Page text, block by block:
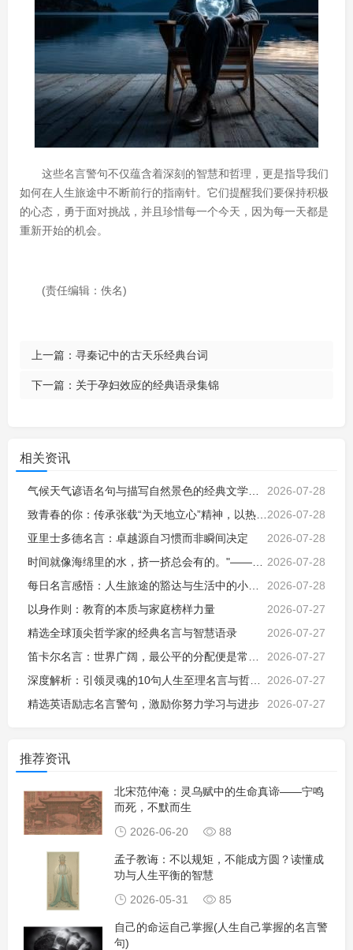
这些名言警句不仅蕴含着深刻的智慧和哲理，更是指导我们
如何在人生旅途中不断前行的指南针。它们提醒我们要保持积极
的心态，勇于面对挑战，并且珍惜每一个今天，因为每一天都是
重新开始的机会。
(责任编辑：佚名)
上一篇： 寻秦记中的古天乐经典台词
下一篇： 关于孕妇效应的经典语录集锦
相关资讯
2026-07-28
2026-07-28
2026-07-28
亚里士多德名言：卓越源自习惯而非瞬间决定
2026-07-28
2026-07-28
2026-07-27
以身作则：教育的本质与家庭榜样力量
2026-07-27
精选全球顶尖哲学家的经典名言与智慧语录
2026-07-27
2026-07-27
2026-07-27
精选英语励志名言警句，激励你努力学习与进步
推荐资讯
北宋范仲淹：灵乌赋中的生命真谛——宁鸣
而死，不默而生
2026-06-20
88
孟子教诲：不以规矩，不能成方圆？读懂成
功与人生平衡的智慧
2026-05-31
85
自己的命运自己掌握(人生自己掌握的名言警
句)